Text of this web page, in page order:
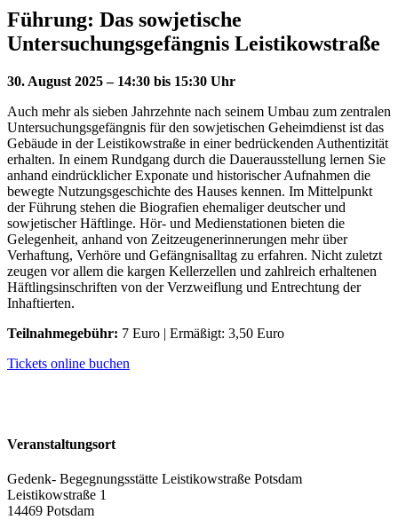
Führung: Das sowjetische
Untersuchungsgefängnis Leistikowstraße
30. August 2025 – 14:30 bis 15:30 Uhr
Auch mehr als sieben Jahrzehnte nach seinem Umbau zum zentralen
Untersuchungsgefängnis für den sowjetischen Geheimdienst ist das
Gebäude in der Leistikowstraße in einer bedrückenden Authentizität
erhalten. In einem Rundgang durch die Dauerausstellung lernen Sie
anhand eindrücklicher Exponate und historischer Aufnahmen die
bewegte Nutzungsgeschichte des Hauses kennen. Im Mittelpunkt
der Führung stehen die Biografien ehemaliger deutscher und
sowjetischer Häftlinge. Hör- und Medienstationen bieten die
Gelegenheit, anhand von Zeitzeugenerinnerungen mehr über
Verhaftung, Verhöre und Gefängnisalltag zu erfahren. Nicht zuletzt
zeugen vor allem die kargen Kellerzellen und zahlreich erhaltenen
Häftlingsinschriften von der Verzweiflung und Entrechtung der
Inhaftierten.
Teilnahmegebühr: 7 Euro | Ermäßigt: 3,50 Euro
Tickets online buchen
Veranstaltungsort
Gedenk- Begegnungsstätte Leistikowstraße Potsdam
Leistikowstraße 1
14469 Potsdam